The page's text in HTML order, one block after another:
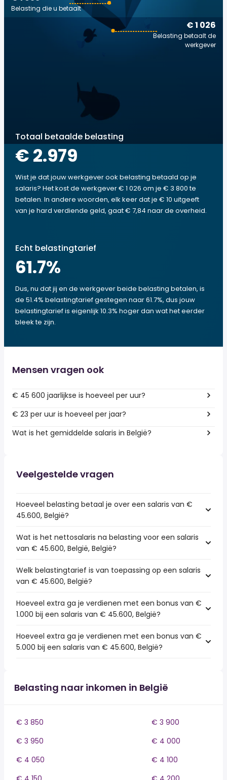
€ 1 026
Belasting betaalt de
werkgever
Belasting die u betaalt
Totaal betaalde belasting
€ 2.979
Wist je dat jouw werkgever ook belasting betaald op je
salaris? Het kost de werkgever € 1 026 om je € 3 800 te
betalen. In andere woorden, elk keer dat je € 10 uitgeeft
van je hard verdiende geld, gaat € 7,84 naar de overheid.
Echt belastingtarief
61.7%
Dus, nu dat jij en de werkgever beide belasting betalen, is
de 51.4% belastingtarief gestegen naar 61.7%, dus jouw
belastingtarief is eigenlijk 10.3% hoger dan wat het eerder
bleek te zijn.
Mensen vragen ook
€ 45 600 jaarlijkse is hoeveel per uur?
€ 23 per uur is hoeveel per jaar?
Wat is het gemiddelde salaris in België?
Veelgestelde vragen
Hoeveel belasting betaal je over een salaris van €
45.600, België?
Wat is het nettosalaris na belasting voor een salaris
van € 45.600, België, België?
Welk belastingtarief is van toepassing op een salaris
van € 45.600, België?
Hoeveel extra ga je verdienen met een bonus van €
1.000 bij een salaris van € 45.600, België?
Hoeveel extra ga je verdienen met een bonus van €
5.000 bij een salaris van € 45.600, België?
Belasting naar inkomen in België
€ 3 850
€ 3 900
€ 3 950
€ 4 000
€ 4 050
€ 4 100